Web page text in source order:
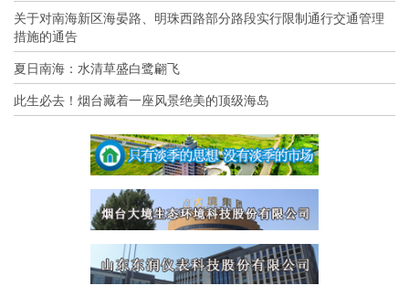
关于对南海新区海晏路、明珠西路部分路段实行限制通行交通管理
措施的通告
夏日南海：水清草盛白鹭翩飞
此生必去！烟台藏着一座风景绝美的顶级海岛